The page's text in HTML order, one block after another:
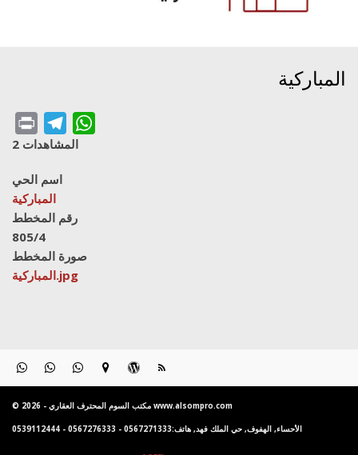
المباركية
Print Telegram
المشاهدات 2
اسم الحي
المباركية
رقم المخطط
805/4
صورة المخطط
المباركية.jpg
© 2026 - مكتب السوم المحترف العقاري www.alsompro.com
الأحساء, الهفوف, حي الملك فهد, هاتف:0567271333 - 0567276333 - 0539112444